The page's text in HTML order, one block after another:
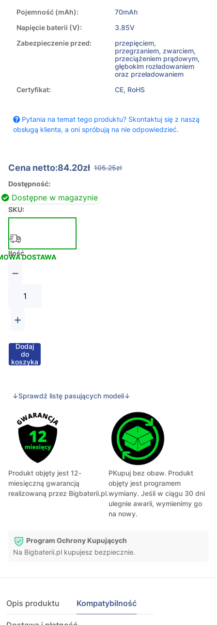
Pojemność (mAh):
70mAh
Napięcie baterii (V):
3.85V
Zabezpieczenie przed:
przepięciem,
przegrzaniem, zwarciem,
przeciążeniem prądowym,
głębokim rozładowaniem
oraz przeładowaniem
Certyfikat:
CE, RoHS
Pytania na temat tego produktu? Skontaktuj się z naszą
obsługą klienta, a oni spróbują na nie odpowiedzieć.
Cena netto:84.20zł 105.25zł
Dostępność:
Dostępne w magazynie
SKU:
DOSTAWA
Ilość
−
+
Dodaj
do
koszyka
↓Sprawdź listę pasujących modeli↓
Produkt objęty jest 12-
miesięczną gwarancją
realizowaną przez Bigbaterii.pl.
PKupuj bez obaw. Produkt
objęty jest programem
wymiany. Jeśli w ciągu 30 dni
ulegnie awarii, wymienimy go
na nowy.
Program Ochrony Kupujących
Na Bigbaterii.pl kupujesz bezpiecznie.
Opis produktu Kompatybilność